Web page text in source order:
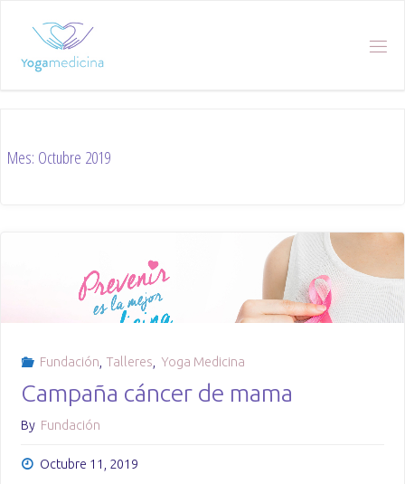
Mes: Octubre 2019
Fundación Talleres Yoga Medicina
Campaña cáncer de mama
By Fundación
Octubre 11, 2019